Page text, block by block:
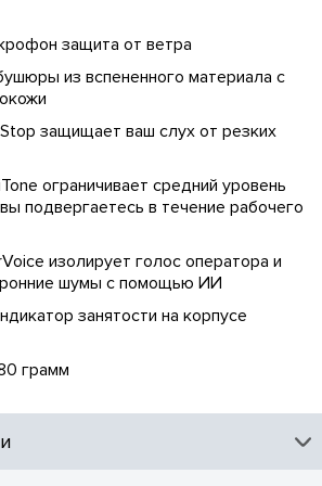
защита от ветра
из вспененного материала с
защищает ваш слух от резких
ограничивает средний уровень
подвергаетесь в течение рабочего
изолирует голос оператора и
шумы с помощью ИИ
занятости на корпусе
грамм